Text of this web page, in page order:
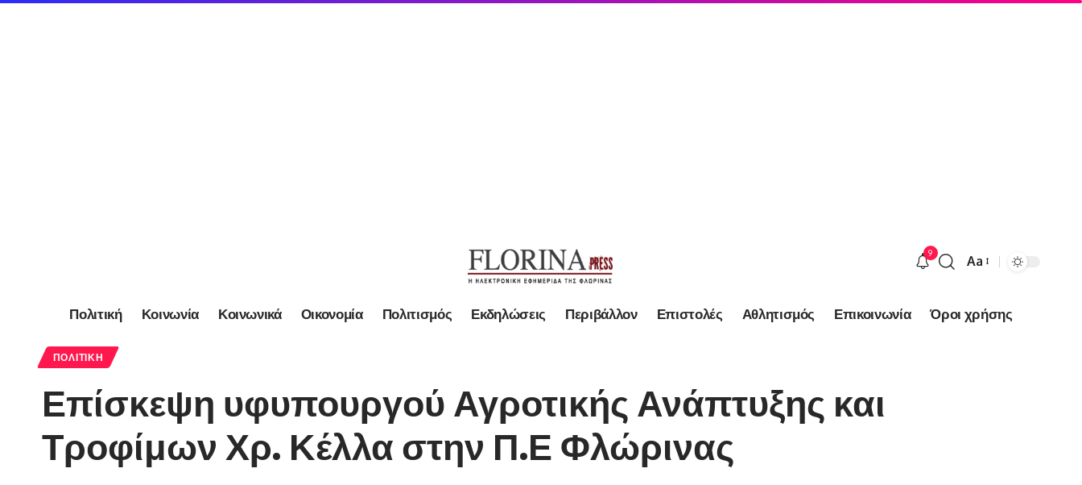
9
Font
Aa
Πολιτική Κοινωνία Κοινωνικά Οικονομία Πολιτισμός Εκδηλώσεις Περιβάλλον Επιστολές Αθλητισμός Επικοινωνία Όροι χρήσης
ΠΟΛΙΤΙΚΉ
Επίσκεψη υφυπουργού Αγροτικής Ανάπτυξης και
Τροφίμων Χρ. Κέλλα στην Π.Ε Φλώρινας